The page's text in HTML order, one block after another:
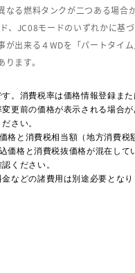
る燃料タンクが二つある場合が
JC08モードのいずれかに基
出来る４WDを「パートタイ
ます。
。消費税率は価格情報登録また
更前の価格が表示される場合が
さい。
格と消費税相当額（地方消費税
価格と消費税抜価格が混在して
ください。
などの諸費用は別途必要となり